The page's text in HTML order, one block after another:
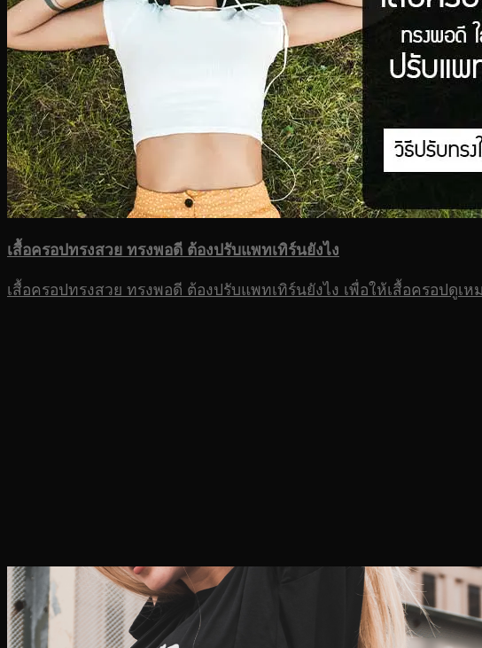
เสื้อครอปทรงสวย ทรงพอดี ต้องปรับแพทเทิร์นยังไง
เสื้อครอปทรงสวย ทรงพอดี ต้องปรับแพทเทิร์นยังไง เพื่อให้เสื้อครอปดู